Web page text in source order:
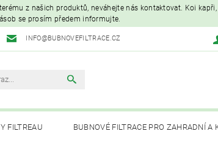
z našich produktů, neváhejte nás kontaktovat. Koi
se prosím předem informujte.
INFO@BUBNOVEFILTRACE.CZ
FILTREAU BUBNOVÉ FILTRACE PRO ZAHRADNÍ A